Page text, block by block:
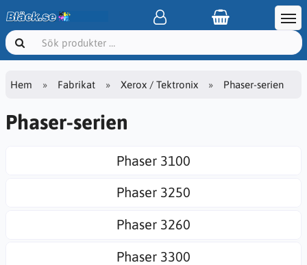
Hem Fabrikat Xerox / Tektronix Phaser-serien
Phaser-serien
Phaser 3100
Phaser 3250
Phaser 3260
Phaser 3300